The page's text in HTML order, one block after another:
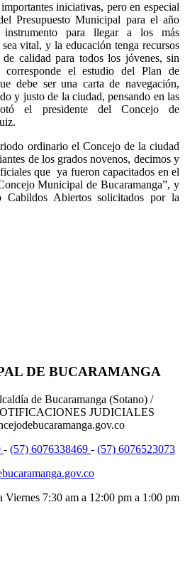
iniciativas, pero en especial
Presupuesto Municipal para el año
para llegar a los más
vital, y la educación tenga recursos
calidad para todos los jóvenes, sin
corresponde el estudio del Plan de
debe ser una carta de navegación,
y justo de la ciudad, pensando en las
el presidente del Concejo de
ordinario el Concejo de la ciudad
de los grados novenos, decimos y
que ya fueron capacitados en el
Municipal de Bucaramanga”, y
Abiertos solicitados por la
DE BUCARAMANGA
de Bucaramanga (Sotano) /
JUDICIALES
- (57) 6076338469 - (57) 6076523073
Viernes 7:30 am a 12:00 pm a 1:00 pm